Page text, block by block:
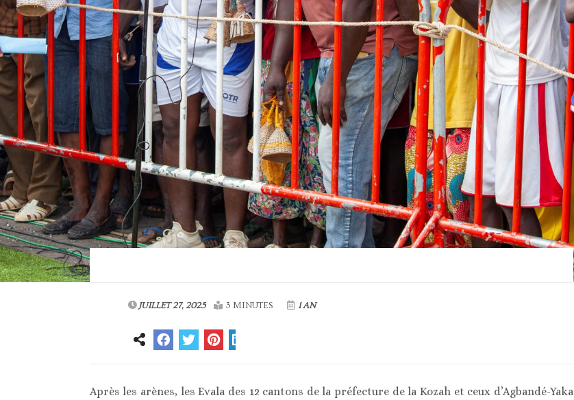
JUILLET 27, 2025 3 MINUTES 1 AN
Après les arènes, les Evala des 12 cantons de la préfecture de la Kozah et ceux d’Agbandé-Yaka